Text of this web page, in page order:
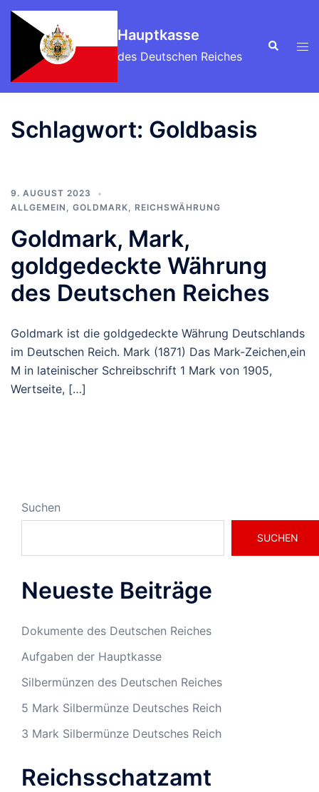
Zum
Inhalt
springen
Hauptkasse
des Deutschen Reiches
Suche
Schlagwort: Goldbasis
9. AUGUST 2023
ALLGEMEIN
GOLDMARK REICHSWÄHRUNG
Goldmark, Mark,
goldgedeckte Währung
des Deutschen Reiches
Goldmark ist die goldgedeckte Währung Deutschlands
im Deutschen Reich. Mark (1871) Das Mark-Zeichen,ein
M in lateinischer Schreibschrift 1 Mark von 1905,
Wertseite, […]
Suchen
SUCHEN
Neueste Beiträge
Dokumente des Deutschen Reiches
Aufgaben der Hauptkasse
Silbermünzen des Deutschen Reiches
5 Mark Silbermünze Deutsches Reich
3 Mark Silbermünze Deutsches Reich
Reichsschatzamt